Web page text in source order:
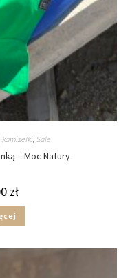
kamizelki, Sale
– Moc Natury
zł